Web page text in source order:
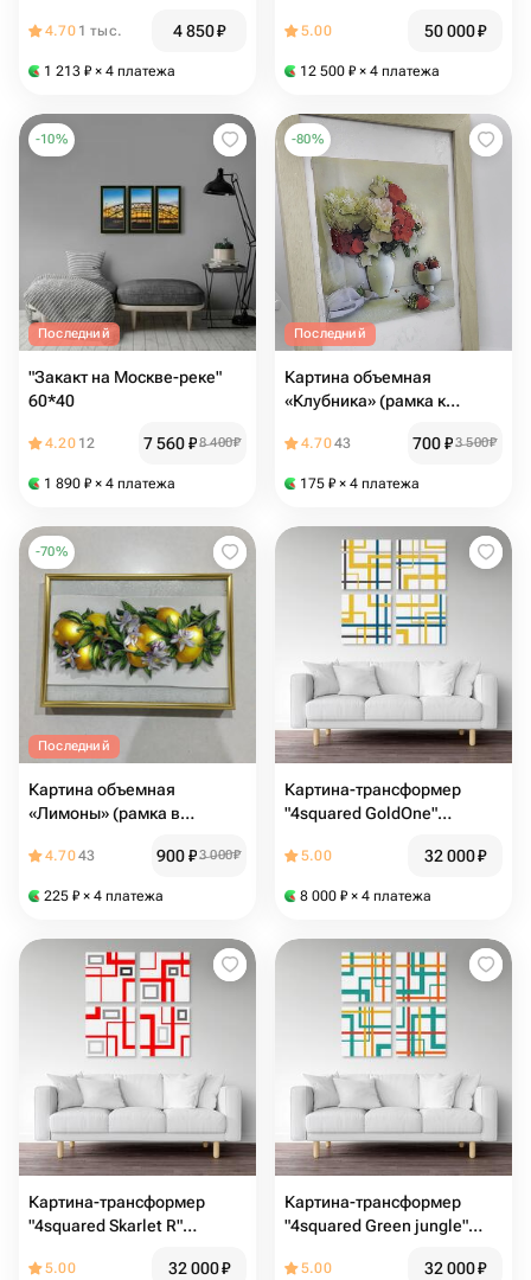
4.70 1 тыс. 4 850₽
1 213 ₽ × 4 платежа
5.00 50 000₽
12 500 ₽ × 4 платежа
-10%
Последний
"Закакт на Москве-реке"
60*40
4.20 12 7 560₽8 400₽
1 890 ₽ × 4 платежа
-80%
Последний
Картина объемная
«Клубника» (рамка к
4.7043 700₽3 500₽
175 ₽ × 4 платежа
-70%
Последний
Картина объемная
«Лимоны» (рамка в
4.7043 900₽3 000₽
225 ₽ × 4 платежа
Картина-трансформер
"4squared GoldOne"
5.00 32 000₽
8 000 ₽ × 4 платежа
Картина-трансформер
"4squared Skarlet R"
5.00 32 000₽
Картина-трансформер
"4squared Green jungle"
5.00 32 000₽